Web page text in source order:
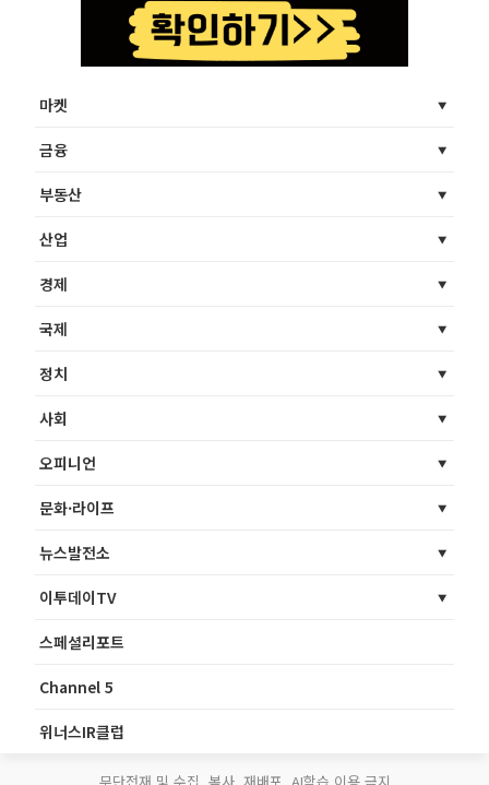
마켓
금융
부동산
산업
경제
국제
정치
사회
오피니언
문화·라이프
뉴스발전소
이투데이TV
스페셜리포트
Channel 5
위너스IR클럽